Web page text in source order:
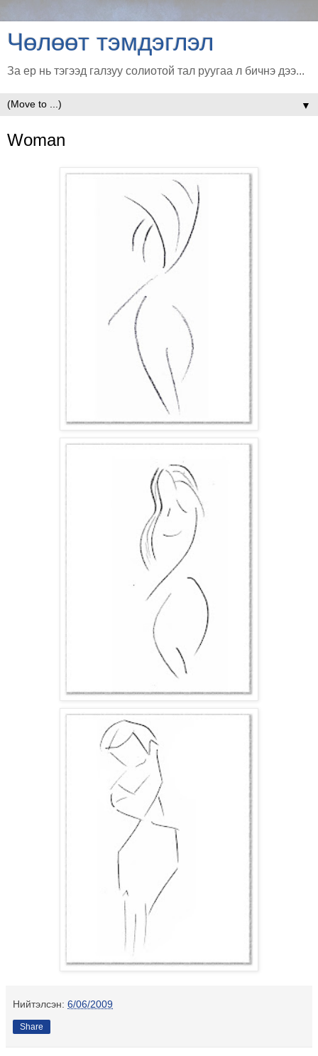
Чөлөөт тэмдэглэл
За ер нь тэгээд галзуу солиотой тал руугаа л бичнэ дээ...
▼
Woman
Нийтэлсэн: 6/06/2009
Share